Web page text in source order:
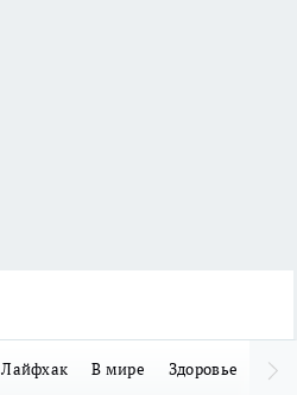
Лайфхак В мире Здоровье